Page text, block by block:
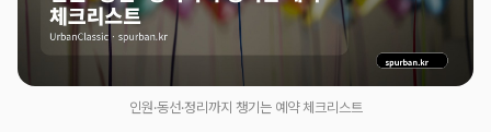
인원·동선·정리까지 챙기는 예약 체크리스트